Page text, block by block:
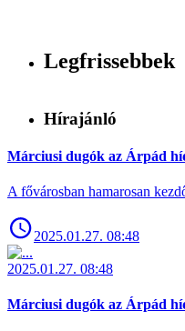
Legfrissebbek
Hírajánló
Márciusi dugók az Árpád
A fővárosban hamarosan
2025.01.27. 08:48
2025.01.27. 08:48
Márciusi dugók az Árpád